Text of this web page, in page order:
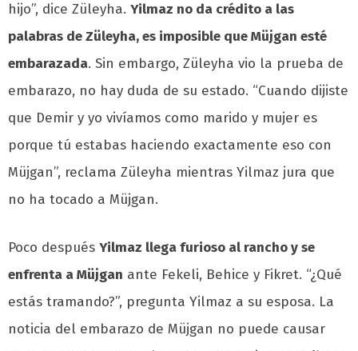
hijo”, dice Züleyha. Yilmaz no da crédito a las
palabras de Züleyha, es imposible que Müjgan esté
embarazada. Sin embargo, Züleyha vio la prueba de
embarazo, no hay duda de su estado. “Cuando dijiste
que Demir y yo vivíamos como marido y mujer es
porque tú estabas haciendo exactamente eso con
Müjgan”, reclama Züleyha mientras Yilmaz jura que
no ha tocado a Müjgan.
Poco después Yilmaz llega furioso al rancho y se
enfrenta a Müjgan ante Fekeli, Behice y Fikret. “¿Qué
estás tramando?”, pregunta Yilmaz a su esposa. La
noticia del embarazo de Müjgan no puede causar